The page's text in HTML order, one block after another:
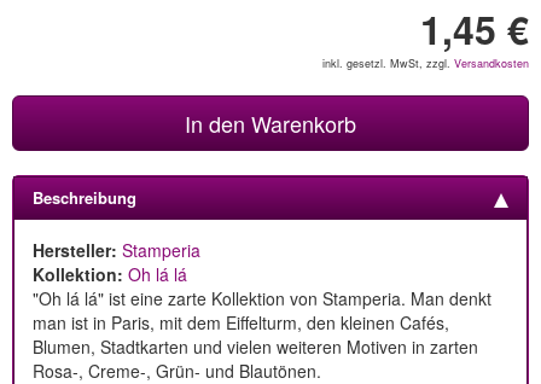
1,45 €
inkl. gesetzl. MwSt, zzgl. Versandkosten
In den Warenkorb
Beschreibung
Hersteller: Stamperia
Kollektion: Oh lá lá
"Oh lá lá" ist eine zarte Kollektion von Stamperia. Man denkt
man ist in Paris, mit dem Eiffelturm, den kleinen Cafés,
Blumen, Stadtkarten und vielen weiteren Motiven in zarten
Rosa-, Creme-, Grün- und Blautönen.